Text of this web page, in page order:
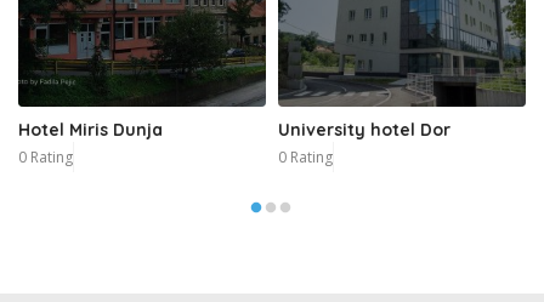
Hotel Miris Dunja
0 Rating
University hotel Dor
0 Rating